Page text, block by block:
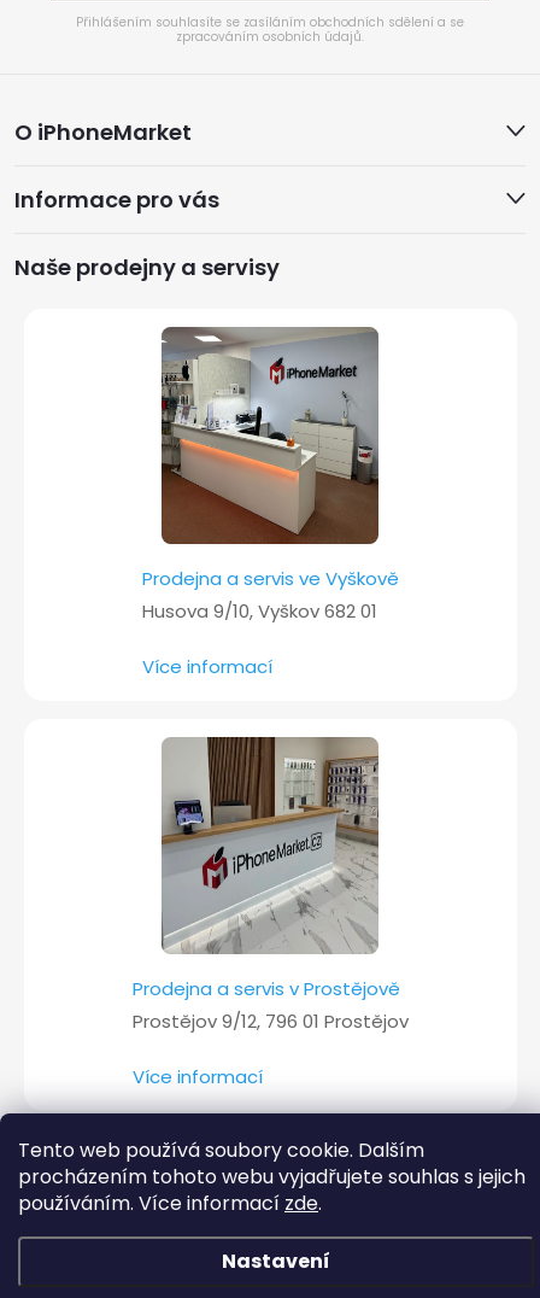
Tento web používá soubory cookie. Dalším
procházením tohoto webu vyjadřujete souhlas s jejich
používáním. Více informací zde.
Nastavení
Přihlášením souhlasíte se zasíláním obchodních sdělení a se
zpracováním osobních údajů.
á
p
a
O iPhoneMarket
Informace pro vás
Naše prodejny a servisy
Prodejna a servis ve Vyškově
Husova 9/10, Vyškov 682 01
Více informací
Prodejna a servis v Prostějově
Prostějov 9/12, 796 01 Prostějov
Více informací
Copyright 2026iPhoneMarket.cz. Všechna práva vyhrazena.